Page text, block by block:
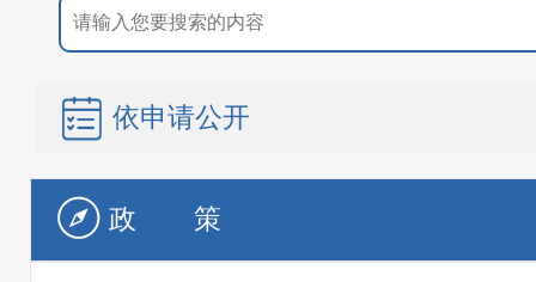
依申请公开
政策